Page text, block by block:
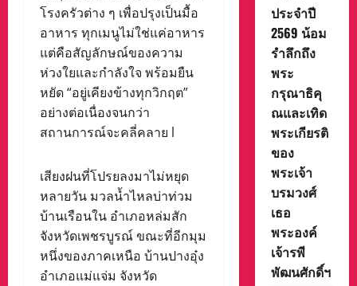
โรงครัวต่าง ๆ เพื่อปรุงเป็นมื้อ
อาหาร ทุกเมนูไม่ใช่แค่อาหาร
แต่คือสัญลักษณ์ของความ
ห่วงใยและกำลังใจ พร้อมยืน
หยัด “อยู่เคียงข้างทุกวิกฤต”
อย่างต่อเนื่องจนกว่า
สถานการณ์จะคลี่คลาย l
เสียงฝนที่โปรยลงมาไม่หยุด
หลายวัน มวลน้ำไหลบ่าท่วม
บ้านเรือนใน อำเภอหล่มสัก
จังหวัดเพชรบูรณ์ ขณะที่อีกมุม
หนึ่งของภาคเหนือ บ้านปางอุ๋ง
อำเภอแม่แจ่ม จังหวัด
ประจำปี
2569 น้อม
รำลึกถึง
พระ
กรุณาธิคุ
ณและเทิด
พระเกียรติ
ของ
พระเจ้า
บรมวงศ์
เธอ
พระองค์
เจ้ารพี
พัฒนศักดิ์ฯ